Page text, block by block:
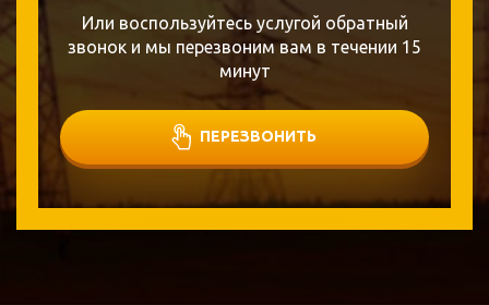
Или воспользуйтесь услугой обратный
звонок и мы перезвоним вам в течении 15
минут
ПЕРЕЗВОНИТЬ